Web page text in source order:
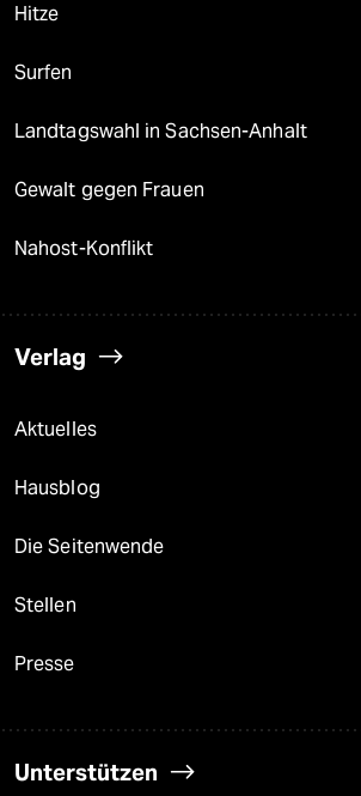
Hitze
Surfen
Landtagswahl in Sachsen-Anhalt
Gewalt gegen Frauen
Nahost-Konflikt
Verlag
Aktuelles
Hausblog
Die Seitenwende
Stellen
Presse
Unterstützen